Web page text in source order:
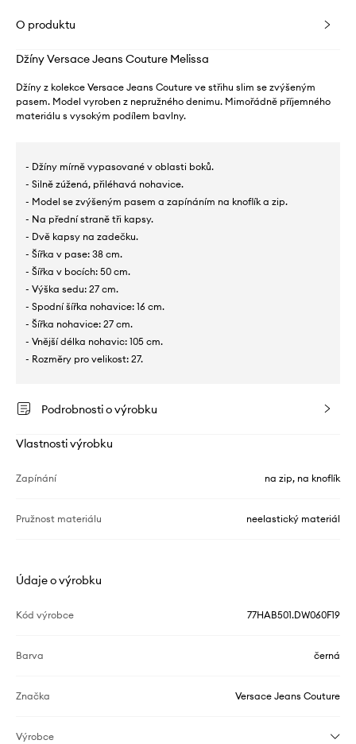
O produktu
Džíny Versace Jeans Couture Melissa
Džíny z kolekce Versace Jeans Couture ve střihu slim se zvýšeným
pasem. Model vyroben z nepružného denimu. Mimořádně příjemného
materiálu s vysokým podílem bavlny.
- Džíny mírně vypasované v oblasti boků.
- Silně zúžená, přiléhavá nohavice.
- Model se zvýšeným pasem a zapínáním na knoflík a zip.
- Na přední straně tři kapsy.
- Dvě kapsy na zadečku.
- Šířka v pase: 38 cm.
- Šířka v bocích: 50 cm.
- Výška sedu: 27 cm.
- Spodní šířka nohavice: 16 cm.
- Šířka nohavice: 27 cm.
- Vnější délka nohavic: 105 cm.
- Rozměry pro velikost: 27.
Podrobnosti o výrobku
Vlastnosti výrobku
Zapínání na zip, na knoflík
Pružnost materiálu neelastický materiál
Údaje o výrobku
Kód výrobce 77HAB501.DW060F19
Barva černá
Značka Versace Jeans Couture
Výrobce